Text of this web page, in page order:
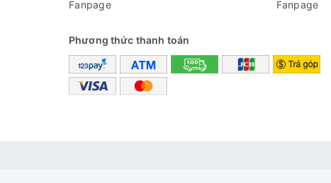
Fanpage
Fanpage
Phương thức thanh toán